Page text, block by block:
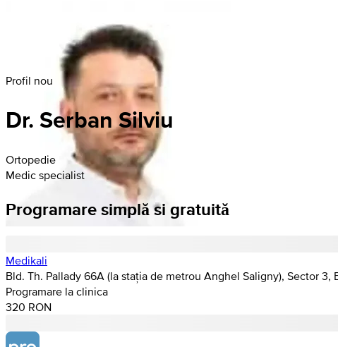
Profil nou
Dr. Serban Silviu
Ortopedie
Medic specialist
Programare simplă si gratuită
Medikali
Bld. Th. Pallady 66A (la stația de metrou Anghel Saligny), Sector 3,
Programare la clinica
320 RON